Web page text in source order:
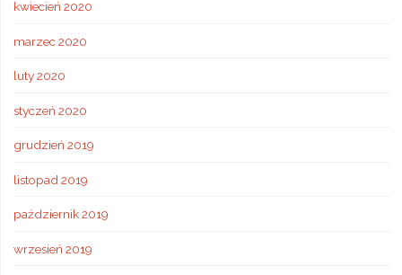
kwiecień 2020
marzec 2020
luty 2020
styczeń 2020
grudzień 2019
listopad 2019
październik 2019
wrzesień 2019